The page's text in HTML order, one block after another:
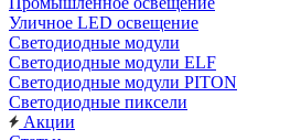
Уличное LED освещение
Светодиодные модули
Светодиодные модули ELF
Светодиодные модули PITON
Светодиодные пиксели
Акции